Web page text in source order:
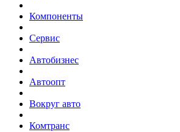
Компоненты
Сервис
Автобизнес
Автоопт
Вокруг авто
Комтранс